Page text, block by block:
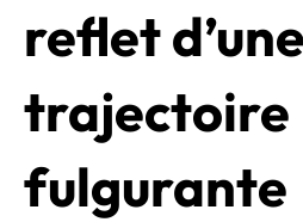
reflet d’une
trajectoire
fulgurante